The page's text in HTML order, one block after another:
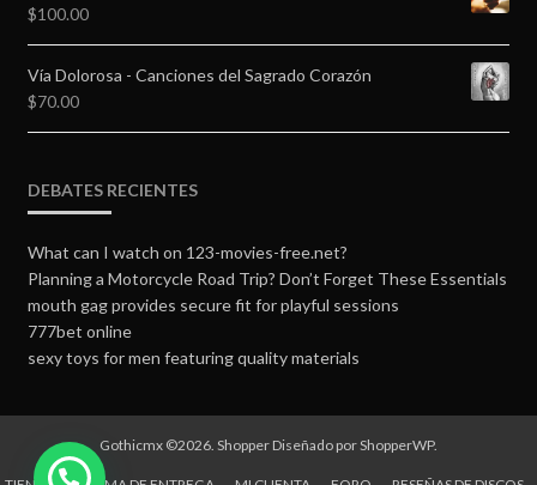
$100.00
Vía Dolorosa - Canciones del Sagrado Corazón
$70.00
DEBATES RECIENTES
What can I watch on 123-movies-free.net?
Planning a Motorcycle Road Trip? Don’t Forget These Essentials
mouth gag provides secure fit for playful sessions
777bet online
sexy toys for men featuring quality materials
Gothicmx ©2026. Shopper Diseñado porShopperWP.